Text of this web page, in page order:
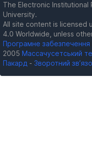
The Electronic
University.
All site content is licensed
4.0 Worldwide, unless
Програмне забезпечення
2005 Массачусетський
Пакард - Зворотний